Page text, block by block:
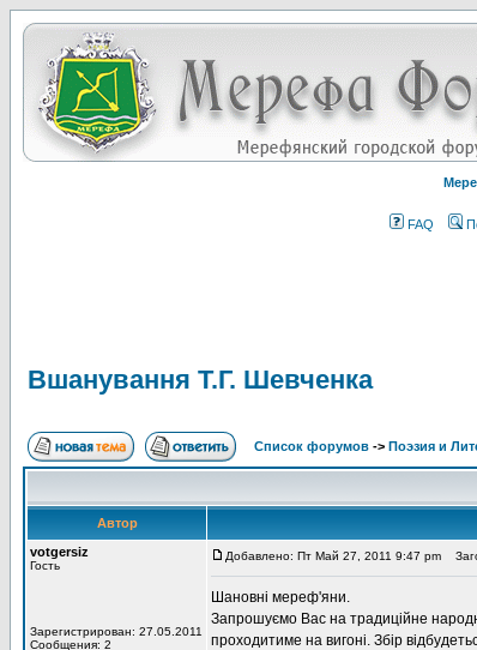
FAQ
Вшанування Т.Г. Шевченка
Список форумов -> Поэзия и
Автор
votgersiz
Гость
Зарегистрирован: 27.05.2011
Сообщения: 2
Добавлено: Пт Май 27, 2011 9:47 pm
Шановні мереф'яни.
Запрошуємо Вас на традиційне
проходитиме на вигоні. Збір